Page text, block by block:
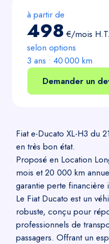
à partir de
498 €/mois H.T.
selon options
3 ans • 40 000 km
Demander un
Fiat e-Ducato XL-H3 du
en très bon état.
Proposé en Location
mois et 20 000 km
garantie perte financière
Le Fiat Ducato est un
robuste, conçu pour
professionnels de
passagers. Offrant un